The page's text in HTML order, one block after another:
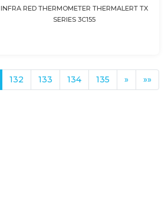
INFRA RED THERMOMETER THERMALERT TX
SERIES 3C155
132 133 134 135 » »»